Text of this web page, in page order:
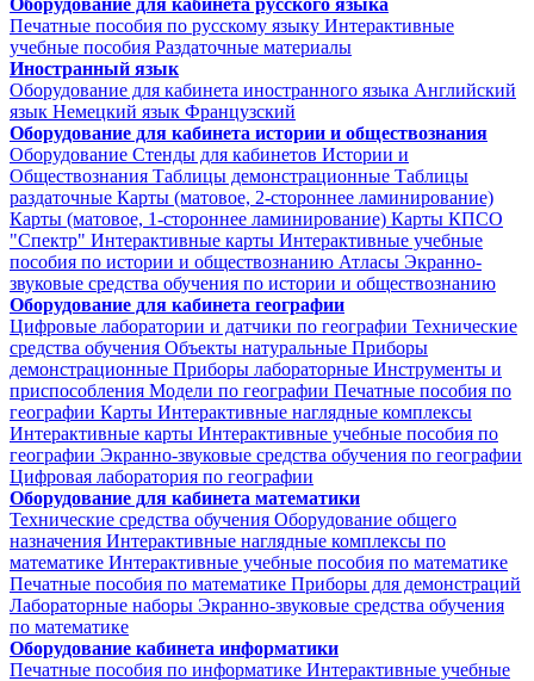
Оборудование для кабинета русского языка
Печатные пособия по русскому языку Интерактивные
учебные пособия Раздаточные материалы
Иностранный язык
Оборудование для кабинета иностранного языка Английский
язык Немецкий язык Французский
Оборудование для кабинета истории и обществознания
Оборудование Стенды для кабинетов Истории и
Обществознания Таблицы демонстрационные Таблицы
раздаточные Карты (матовое, 2-стороннее ламинирование)
Карты (матовое, 1-стороннее ламинирование) Карты КПСО
"Спектр" Интерактивные карты Интерактивные учебные
пособия по истории и обществознанию Атласы Экранно-
звуковые средства обучения по истории и обществознанию
Оборудование для кабинета географии
Цифровые лаборатории и датчики по географии Технические
средства обучения Объекты натуральные Приборы
демонстрационные Приборы лабораторные Инструменты и
приспособления Модели по географии Печатные пособия по
географии Карты Интерактивные наглядные комплексы
Интерактивные карты Интерактивные учебные пособия по
географии Экранно-звуковые средства обучения по географии
Цифровая лаборатория по географии
Оборудование для кабинета математики
Технические средства обучения Оборудование общего
назначения Интерактивные наглядные комплексы по
математике Интерактивные учебные пособия по математике
Печатные пособия по математике Приборы для демонстраций
Лабораторные наборы Экранно-звуковые средства обучения
по математике
Оборудование кабинета информатики
Печатные пособия по информатике Интерактивные учебные